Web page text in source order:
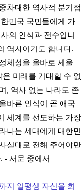
차대한 역사적 분기점
민국 국민들에게 가
의 인식과 전수입니
역사이기도 합니다.
체성을 올바로 세울
미래를 기대할 수 없
, 역사 없는 나라도 존
바른 인식이 곧 애국
세계를 선도하는 가장
나는 세대에게 대한민
실대로 전해 주어야만
- 서문 중에서
지 일평생 자신을 희